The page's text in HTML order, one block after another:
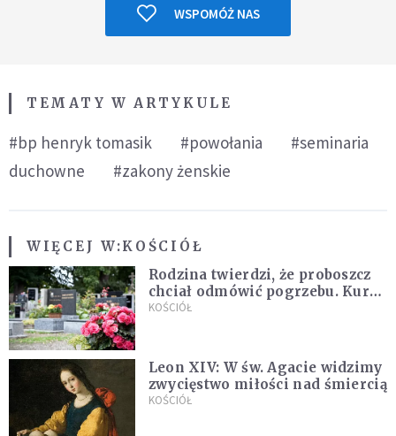
WSPOMÓŻ NAS
TEMATY W ARTYKULE
#bp henryk tomasik #powołania
#seminaria
duchowne
#zakony żenskie
WIĘCEJ W:KOŚCIÓŁ
Rodzina twierdzi, że proboszcz
chciał odmówić pogrzebu. Kuria
zapowiada wyjaśnienia
KOŚCIÓŁ
Leon XIV: W św. Agacie widzimy
zwycięstwo miłości nad śmiercią
KOŚCIÓŁ